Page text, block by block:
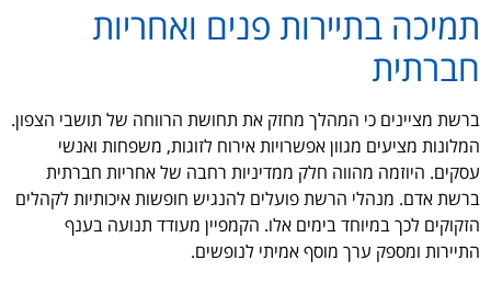
תמיכה בתיירות פנים ואחריות
חברתית
ברשת מציינים כי המהלך מחזק את תחושת הרווחה של תושבי הצפון.
המלונות מציעים מגוון אפשרויות אירוח לזוגות, משפחות ואנשי
עסקים. היוזמה מהווה חלק ממדיניות רחבה של אחריות חברתית
ברשת אדם. מנהלי הרשת פועלים להנגיש חופשות איכותיות לקהלים
הזקוקים לכך במיוחד בימים אלו. הקמפיין מעודד תנועה בענף
התיירות ומספק ערך מוסף אמיתי לנופשים.